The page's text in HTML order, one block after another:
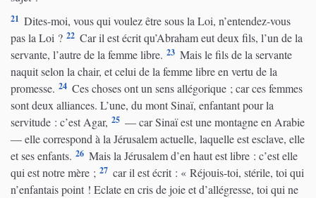
21 Dites-moi, vous qui voulez être sous la Loi, n’entendez-vous
pas la Loi ? 22 Car il est écrit qu’Abraham eut deux fils, l’un de la
servante, l’autre de la femme libre. 23 Mais le fils de la servante
naquit selon la chair, et celui de la femme libre en vertu de la
promesse. 24 Ces choses ont un sens allégorique ; car ces femmes
sont deux alliances. L’une, du mont Sinaï, enfantant pour la
servitude : c’est Agar, 25 — car Sinaï est une montagne en Arabie
— elle correspond à la Jérusalem actuelle, laquelle est esclave, elle
et ses enfants. 26 Mais la Jérusalem d’en haut est libre : c’est elle
qui est notre mère ; 27 car il est écrit : « Réjouis-toi, stérile, toi qui
n’enfantais point ! Eclate en cris de joie et d’allégresse, toi qui ne